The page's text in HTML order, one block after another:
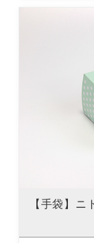
【手袋】ニ